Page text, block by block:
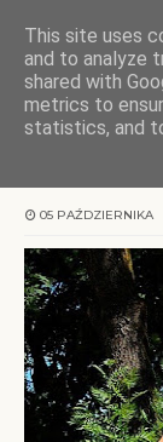
KOCHAMY
Strona główna
Kapliczki
05 PAŹDZIERNIKA
This site uses
and to analyze
shared with
metrics to
statistics, and